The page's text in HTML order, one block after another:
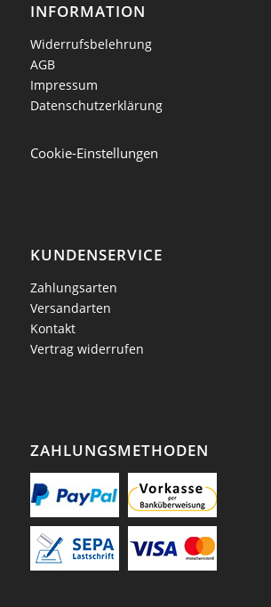
INFORMATION
Widerrufsbelehrung
AGB
Impressum
Datenschutzerklärung
Cookie-Einstellungen
KUNDENSERVICE
Zahlungsarten
Versandarten
Kontakt
Vertrag widerrufen
ZAHLUNGSMETHODEN